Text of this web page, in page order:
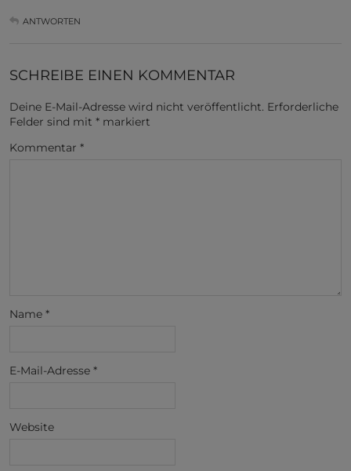
ANTWORTEN
SCHREIBE EINEN KOMMENTAR
Deine E-Mail-Adresse wird nicht veröffentlicht. Erforderliche
Felder sind mit * markiert
Kommentar *
Name *
E-Mail-Adresse *
Website